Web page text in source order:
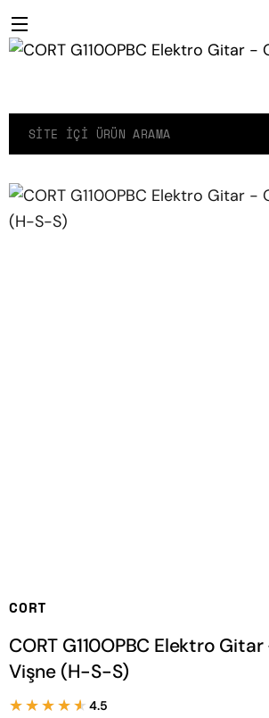
CORT
CORT G110OPBC Elektro
Vişne (H-S-S)
★★★★★
★★★★★ 4.5